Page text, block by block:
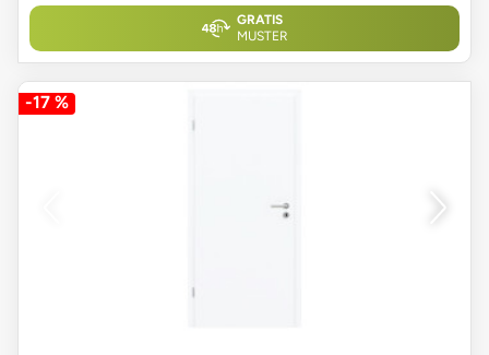
GRATIS
MUSTER
-17 %